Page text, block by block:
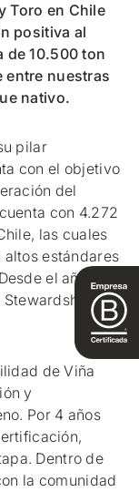
Toro en Chile
positiva al
de 10.500 ton
entre nuestras
nativo.
pilar
con el objetivo
del
con 4.272
las cuales
estándares
el año 2019
de Viña
y
Por 4 años
Dentro de
la comunidad